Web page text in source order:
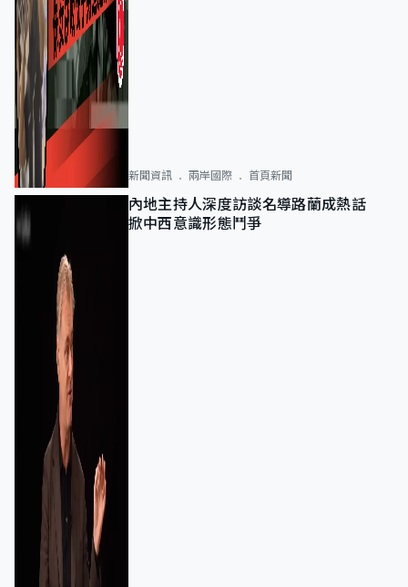
新聞資訊 兩岸國際 首頁新聞
內地主持人深度訪談名導路蘭成熱話
掀中西意識形態鬥爭